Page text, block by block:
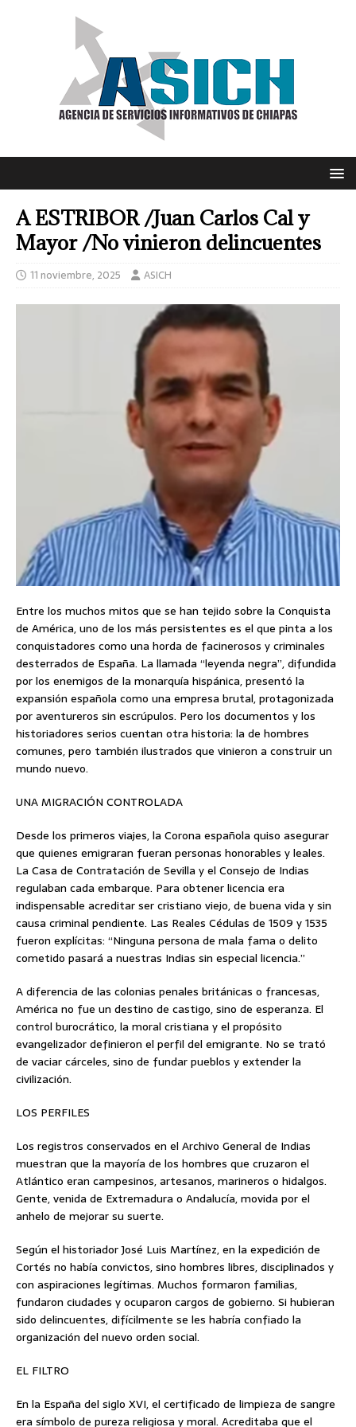
A ESTRIBOR /Juan Carlos Cal y
Mayor /No vinieron delincuentes
11 noviembre, 2025 ASICH
Entre los muchos mitos que se han tejido sobre la Conquista
de América, uno de los más persistentes es el que pinta a los
conquistadores como una horda de facinerosos y criminales
desterrados de España. La llamada “leyenda negra”, difundida
por los enemigos de la monarquía hispánica, presentó la
expansión española como una empresa brutal, protagonizada
por aventureros sin escrúpulos. Pero los documentos y los
historiadores serios cuentan otra historia: la de hombres
comunes, pero también ilustrados que vinieron a construir un
mundo nuevo.
UNA MIGRACIÓN CONTROLADA
Desde los primeros viajes, la Corona española quiso asegurar
que quienes emigraran fueran personas honorables y leales.
La Casa de Contratación de Sevilla y el Consejo de Indias
regulaban cada embarque. Para obtener licencia era
indispensable acreditar ser cristiano viejo, de buena vida y sin
causa criminal pendiente. Las Reales Cédulas de 1509 y 1535
fueron explícitas: “Ninguna persona de mala fama o delito
cometido pasará a nuestras Indias sin especial licencia.”
A diferencia de las colonias penales británicas o francesas,
América no fue un destino de castigo, sino de esperanza. El
control burocrático, la moral cristiana y el propósito
evangelizador definieron el perfil del emigrante. No se trató
de vaciar cárceles, sino de fundar pueblos y extender la
civilización.
LOS PERFILES
Los registros conservados en el Archivo General de Indias
muestran que la mayoría de los hombres que cruzaron el
Atlántico eran campesinos, artesanos, marineros o hidalgos.
Gente, venida de Extremadura o Andalucía, movida por el
anhelo de mejorar su suerte.
Según el historiador José Luis Martínez, en la expedición de
Cortés no había convictos, sino hombres libres, disciplinados y
con aspiraciones legítimas. Muchos formaron familias,
fundaron ciudades y ocuparon cargos de gobierno. Si hubieran
sido delincuentes, difícilmente se les habría confiado la
organización del nuevo orden social.
EL FILTRO
En la España del siglo XVI, el certificado de limpieza de sangre
era símbolo de pureza religiosa y moral. Acreditaba que el